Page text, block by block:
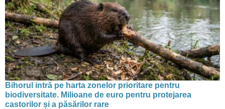
Bihorul intră pe harta zonelor prioritare pentru
biodiversitate. Milioane de euro pentru protejarea
castorilor și a păsărilor rare